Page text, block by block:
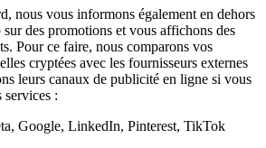
nous vous informons également en dehors
des promotions et vous affichons des
Pour ce faire, nous comparons vos
cryptées avec les fournisseurs externes
leurs canaux de publicité en ligne si vous
services :
Google, LinkedIn, Pinterest, TikTok